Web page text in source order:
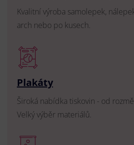
Kvalitní výroba samolepek,
arch nebo po kusech.
Plakáty
Široká nabídka tiskovin - od
Velký výběr materiálů.